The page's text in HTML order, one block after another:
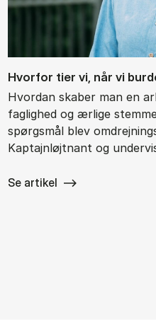
Hvor­for tier vi, når vi
Hvordan skaber man en
faglighed og ærlige
spørgsmål blev
Kaptajnløjtnant og
Se artikel